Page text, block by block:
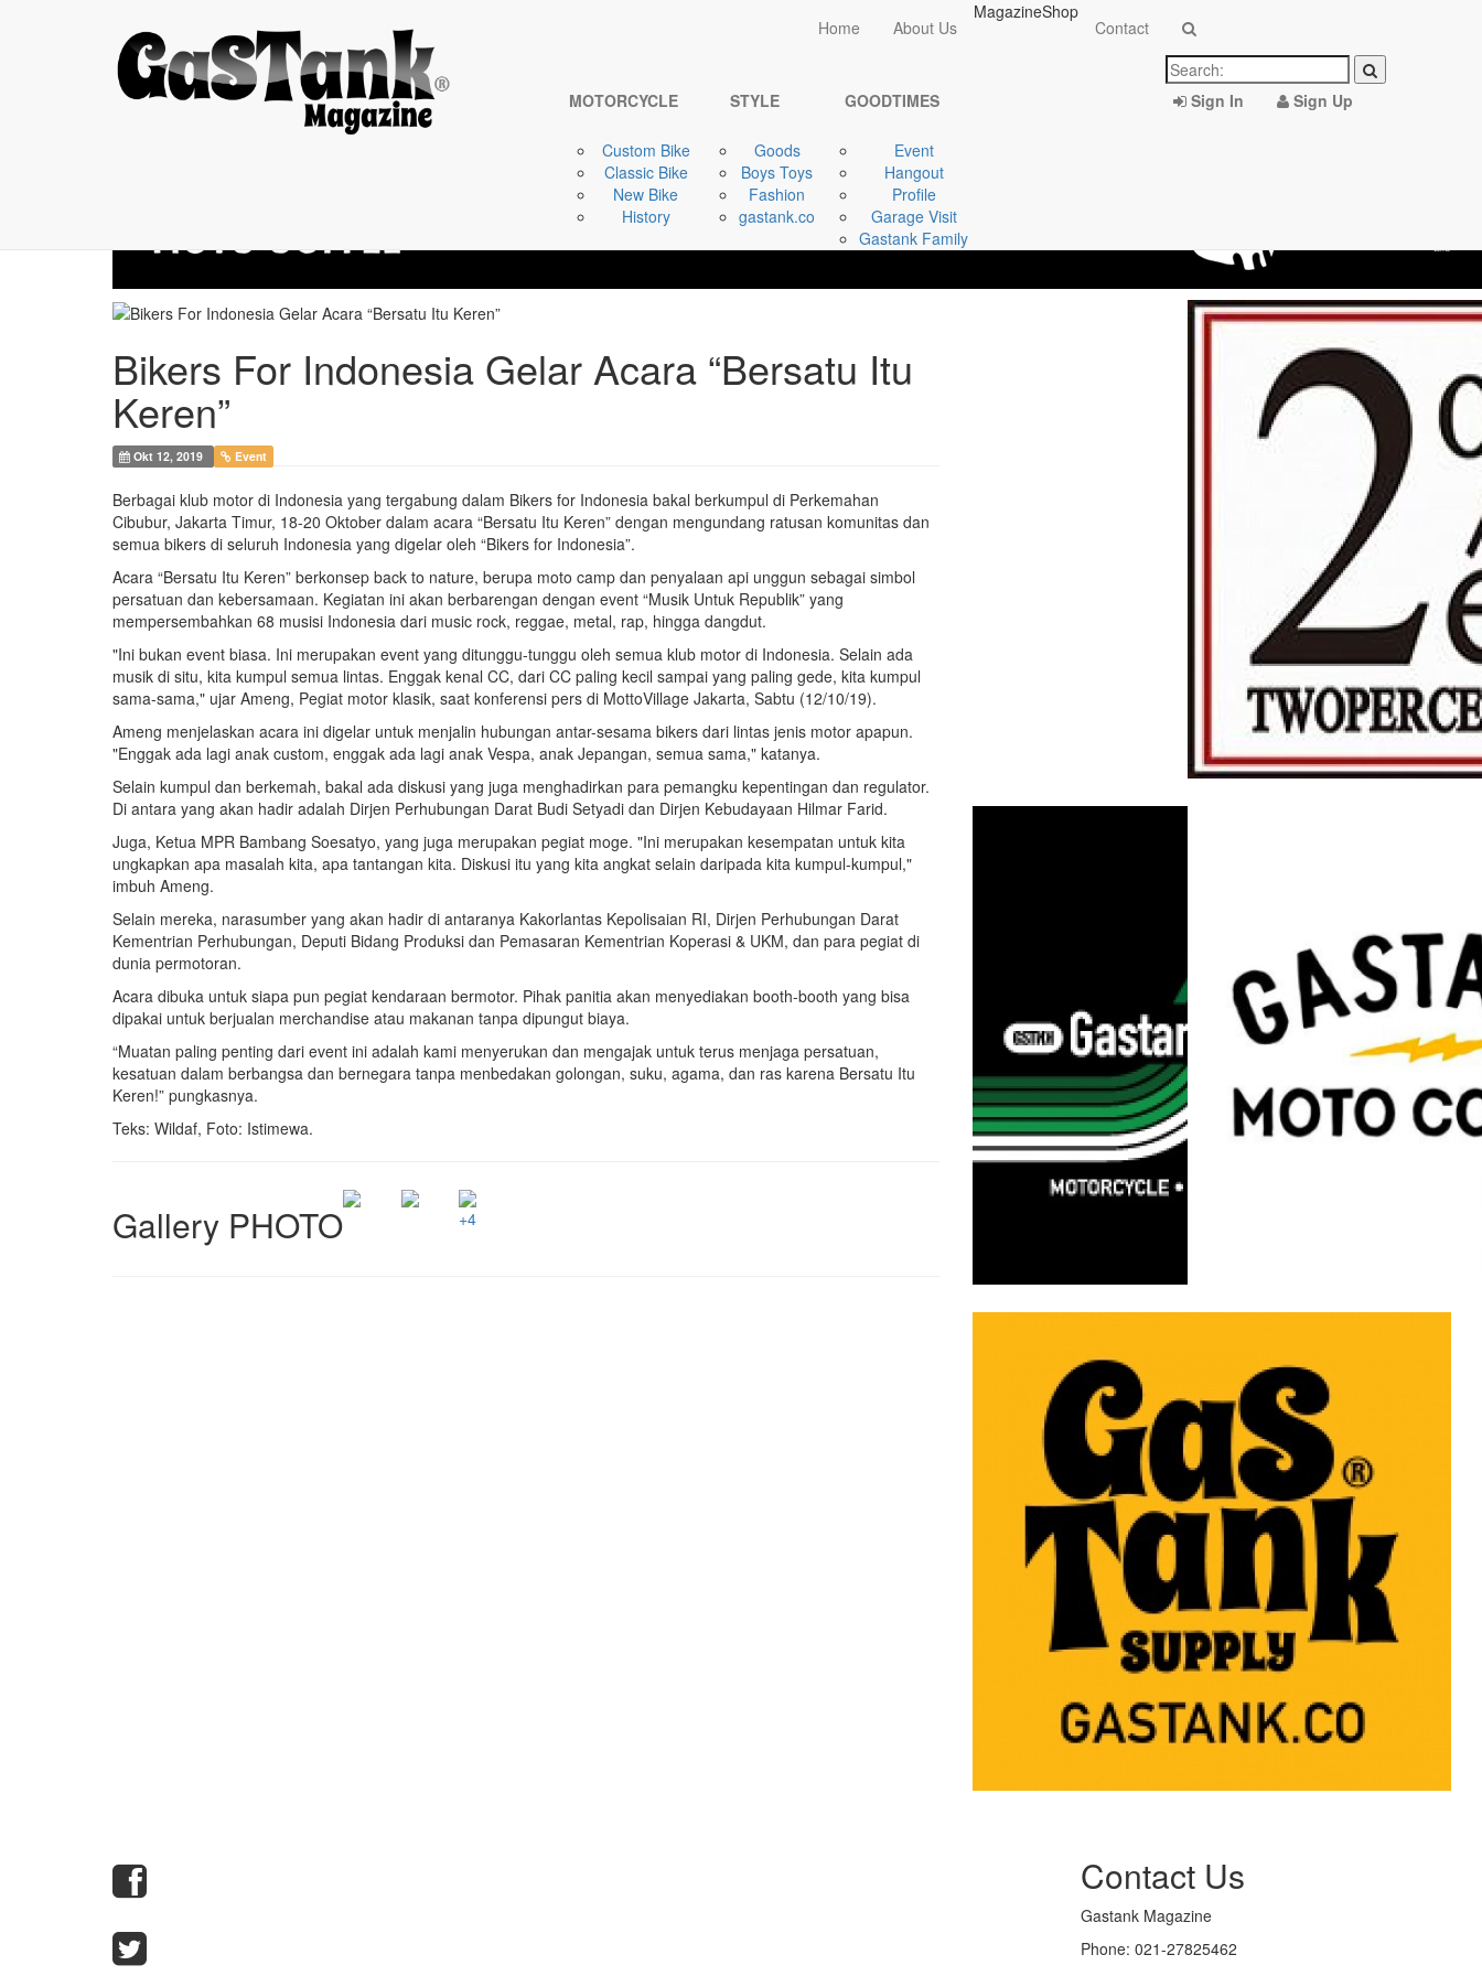
Home About Us
MagazineShop
Contact
MOTORCYCLE
Custom Bike
Classic Bike
New Bike
History
STYLE
Goods
Boys Toys
Fashion
gastank.co
GOODTIMES
Event
Hangout
Profile
Garage Visit
Gastank Family
Sign In Sign Up
Bikers For ...
Home
GOODTIMES
Bikers For Indonesia Gelar Acara “Bersatu Itu
Keren”
Okt 12, 2019 Event
Berbagai klub motor di Indonesia yang tergabung dalam Bikers for Indonesia bakal berkumpul di Perkemahan
Cibubur, Jakarta Timur, 18-20 Oktober dalam acara “Bersatu Itu Keren” dengan mengundang ratusan komunitas dan
semua bikers di seluruh Indonesia yang digelar oleh “Bikers for Indonesia”.
Acara “Bersatu Itu Keren” berkonsep back to nature, berupa moto camp dan penyalaan api unggun sebagai simbol
persatuan dan kebersamaan. Kegiatan ini akan berbarengan dengan event “Musik Untuk Republik” yang
mempersembahkan 68 musisi Indonesia dari music rock, reggae, metal, rap, hingga dangdut.
"Ini bukan event biasa. Ini merupakan event yang ditunggu-tunggu oleh semua klub motor di Indonesia. Selain ada
musik di situ, kita kumpul semua lintas. Enggak kenal CC, dari CC paling kecil sampai yang paling gede, kita kumpul
sama-sama," ujar Ameng, Pegiat motor klasik, saat konferensi pers di MottoVillage Jakarta, Sabtu (12/10/19).
Ameng menjelaskan acara ini digelar untuk menjalin hubungan antar-sesama bikers dari lintas jenis motor apapun.
"Enggak ada lagi anak custom, enggak ada lagi anak Vespa, anak Jepangan, semua sama," katanya.
Selain kumpul dan berkemah, bakal ada diskusi yang juga menghadirkan para pemangku kepentingan dan regulator.
Di antara yang akan hadir adalah Dirjen Perhubungan Darat Budi Setyadi dan Dirjen Kebudayaan Hilmar Farid.
Juga, Ketua MPR Bambang Soesatyo, yang juga merupakan pegiat moge. "Ini merupakan kesempatan untuk kita
ungkapkan apa masalah kita, apa tantangan kita. Diskusi itu yang kita angkat selain daripada kita kumpul-kumpul,"
imbuh Ameng.
Selain mereka, narasumber yang akan hadir di antaranya Kakorlantas Kepolisaian RI, Dirjen Perhubungan Darat
Kementrian Perhubungan, Deputi Bidang Produksi dan Pemasaran Kementrian Koperasi & UKM, dan para pegiat di
dunia permotoran.
Acara dibuka untuk siapa pun pegiat kendaraan bermotor. Pihak panitia akan menyediakan booth-booth yang bisa
dipakai untuk berjualan merchandise atau makanan tanpa dipungut biaya.
“Muatan paling penting dari event ini adalah kami menyerukan dan mengajak untuk terus menjaga persatuan,
kesatuan dalam berbangsa dan bernegara tanpa menbedakan golongan, suku, agama, dan ras karena Bersatu Itu
Keren!” pungkasnya.
Teks: Wildaf, Foto: Istimewa.
Gallery PHOTO +4
Contact Us
Gastank Magazine
Phone: 021-27825462